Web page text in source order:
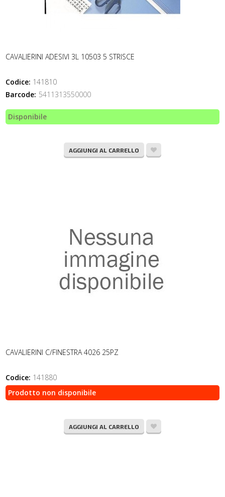
CAVALIERINI ADESIVI 3L 10503 5 STRISCE
Codice: 141810
Barcode: 5411313550000
Disponibile
AGGIUNGI AL CARRELLO
CAVALIERINI C/FINESTRA 4026 25PZ
Codice: 141880
Prodotto non disponibile
AGGIUNGI AL CARRELLO